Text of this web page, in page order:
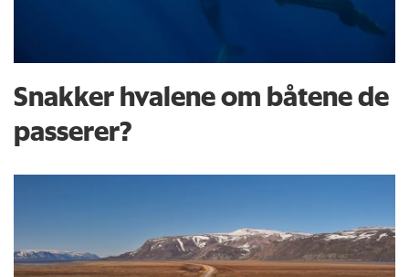
Snakker hvalene om båtene de
passerer?